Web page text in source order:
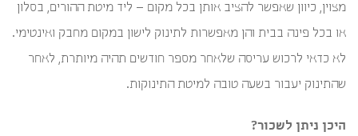
מצוין, כיוון שאפשר להציב אותן בכל מקום – ליד מיטת ההורים, בסלון
או בכל פינה בבית והן מאפשרות לתינוק לישון במקום מחבק ואינטימי.
לא כדאי לרכוש עריסה שלאחר מספר חודשים תהיה מיותרת, לאחר
שהתינוק יעבור בשעה טובה למיטת התינוקות.
היכן ניתן לשכור?